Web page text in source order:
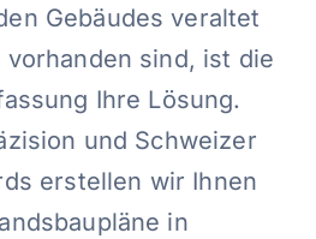
Gebäudes veraltet
sind, ist die
Ihre Lösung.
und Schweizer
erstellen wir Ihnen
in